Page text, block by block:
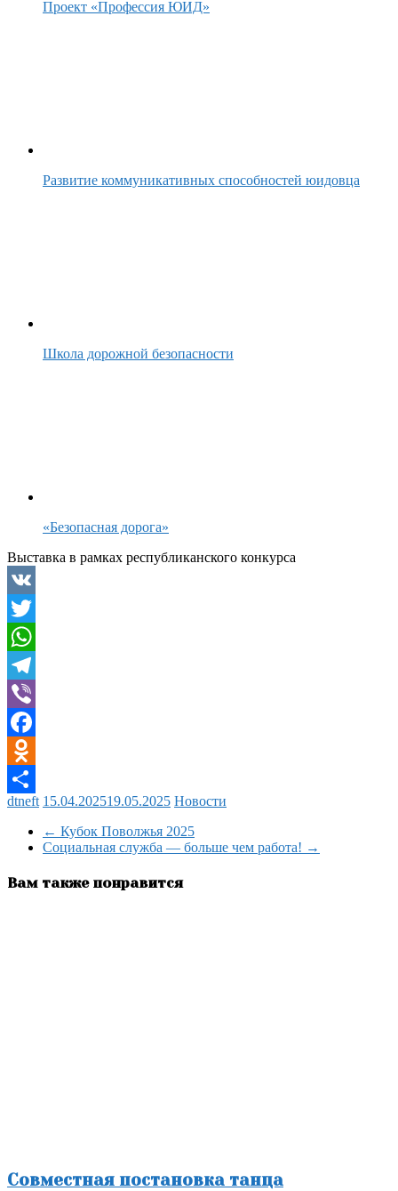
Проект «Профессия ЮИД»
Развитие коммуникативных способностей юидовца
Школа дорожной безопасности
«Безопасная дорога»
Выставка в рамках республиканского конкурса
VK
Twitter
WhatsApp
Telegram
Viber
Facebook
Odnoklassniki
Отправить
dtneft 15.04.202519.05.2025 Новости
← Кубок Поволжья 2025
Социальная служба — больше чем работа! →
Вам также понравится
Совместная постановка танца